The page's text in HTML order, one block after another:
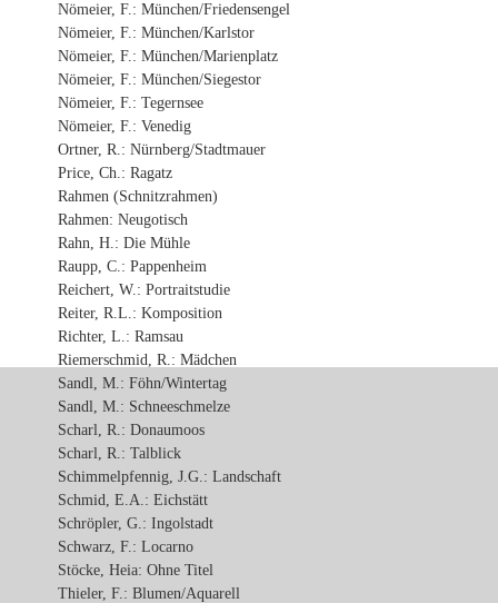
Nömeier, F.: München/Friedensengel
Nömeier, F.: München/Karlstor
Nömeier, F.: München/Marienplatz
Nömeier, F.: München/Siegestor
Nömeier, F.: Tegernsee
Nömeier, F.: Venedig
Ortner, R.: Nürnberg/Stadtmauer
Price, Ch.: Ragatz
Rahmen (Schnitzrahmen)
Rahmen: Neugotisch
Rahn, H.: Die Mühle
Raupp, C.: Pappenheim
Reichert, W.: Portraitstudie
Reiter, R.L.: Komposition
Richter, L.: Ramsau
Riemerschmid, R.: Mädchen
Sandl, M.: Föhn/Wintertag
Sandl, M.: Schneeschmelze
Scharl, R.: Donaumoos
Scharl, R.: Talblick
Schimmelpfennig, J.G.: Landschaft
Schmid, E.A.: Eichstätt
Schröpler, G.: Ingolstadt
Schwarz, F.: Locarno
Stöcke, Heia: Ohne Titel
Thieler, F.: Blumen/Aquarell